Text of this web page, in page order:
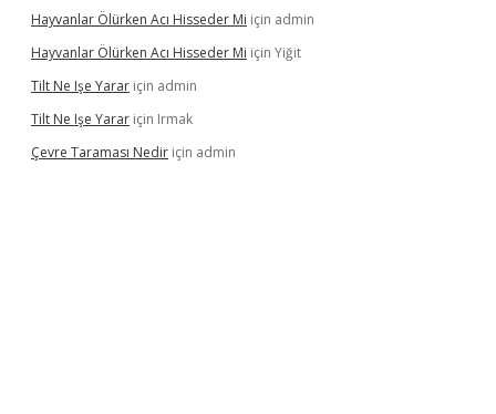
Hayvanlar Ölürken Acı Hisseder Mi için admin
Hayvanlar Ölürken Acı Hisseder Mi için Yiğit
Tilt Ne Işe Yarar için admin
Tilt Ne Işe Yarar için Irmak
Çevre Taraması Nedir için admin